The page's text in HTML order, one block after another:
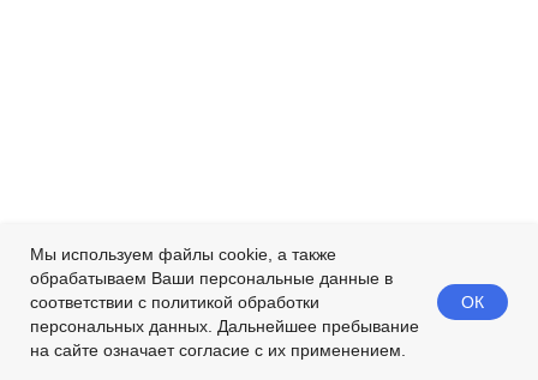
Мы используем файлы cookie, а также
обрабатываем Ваши персональные данные в
соответствии с политикой обработки
персональных данных. Дальнейшее пребывание
на сайте означает согласие с их применением.
ОК